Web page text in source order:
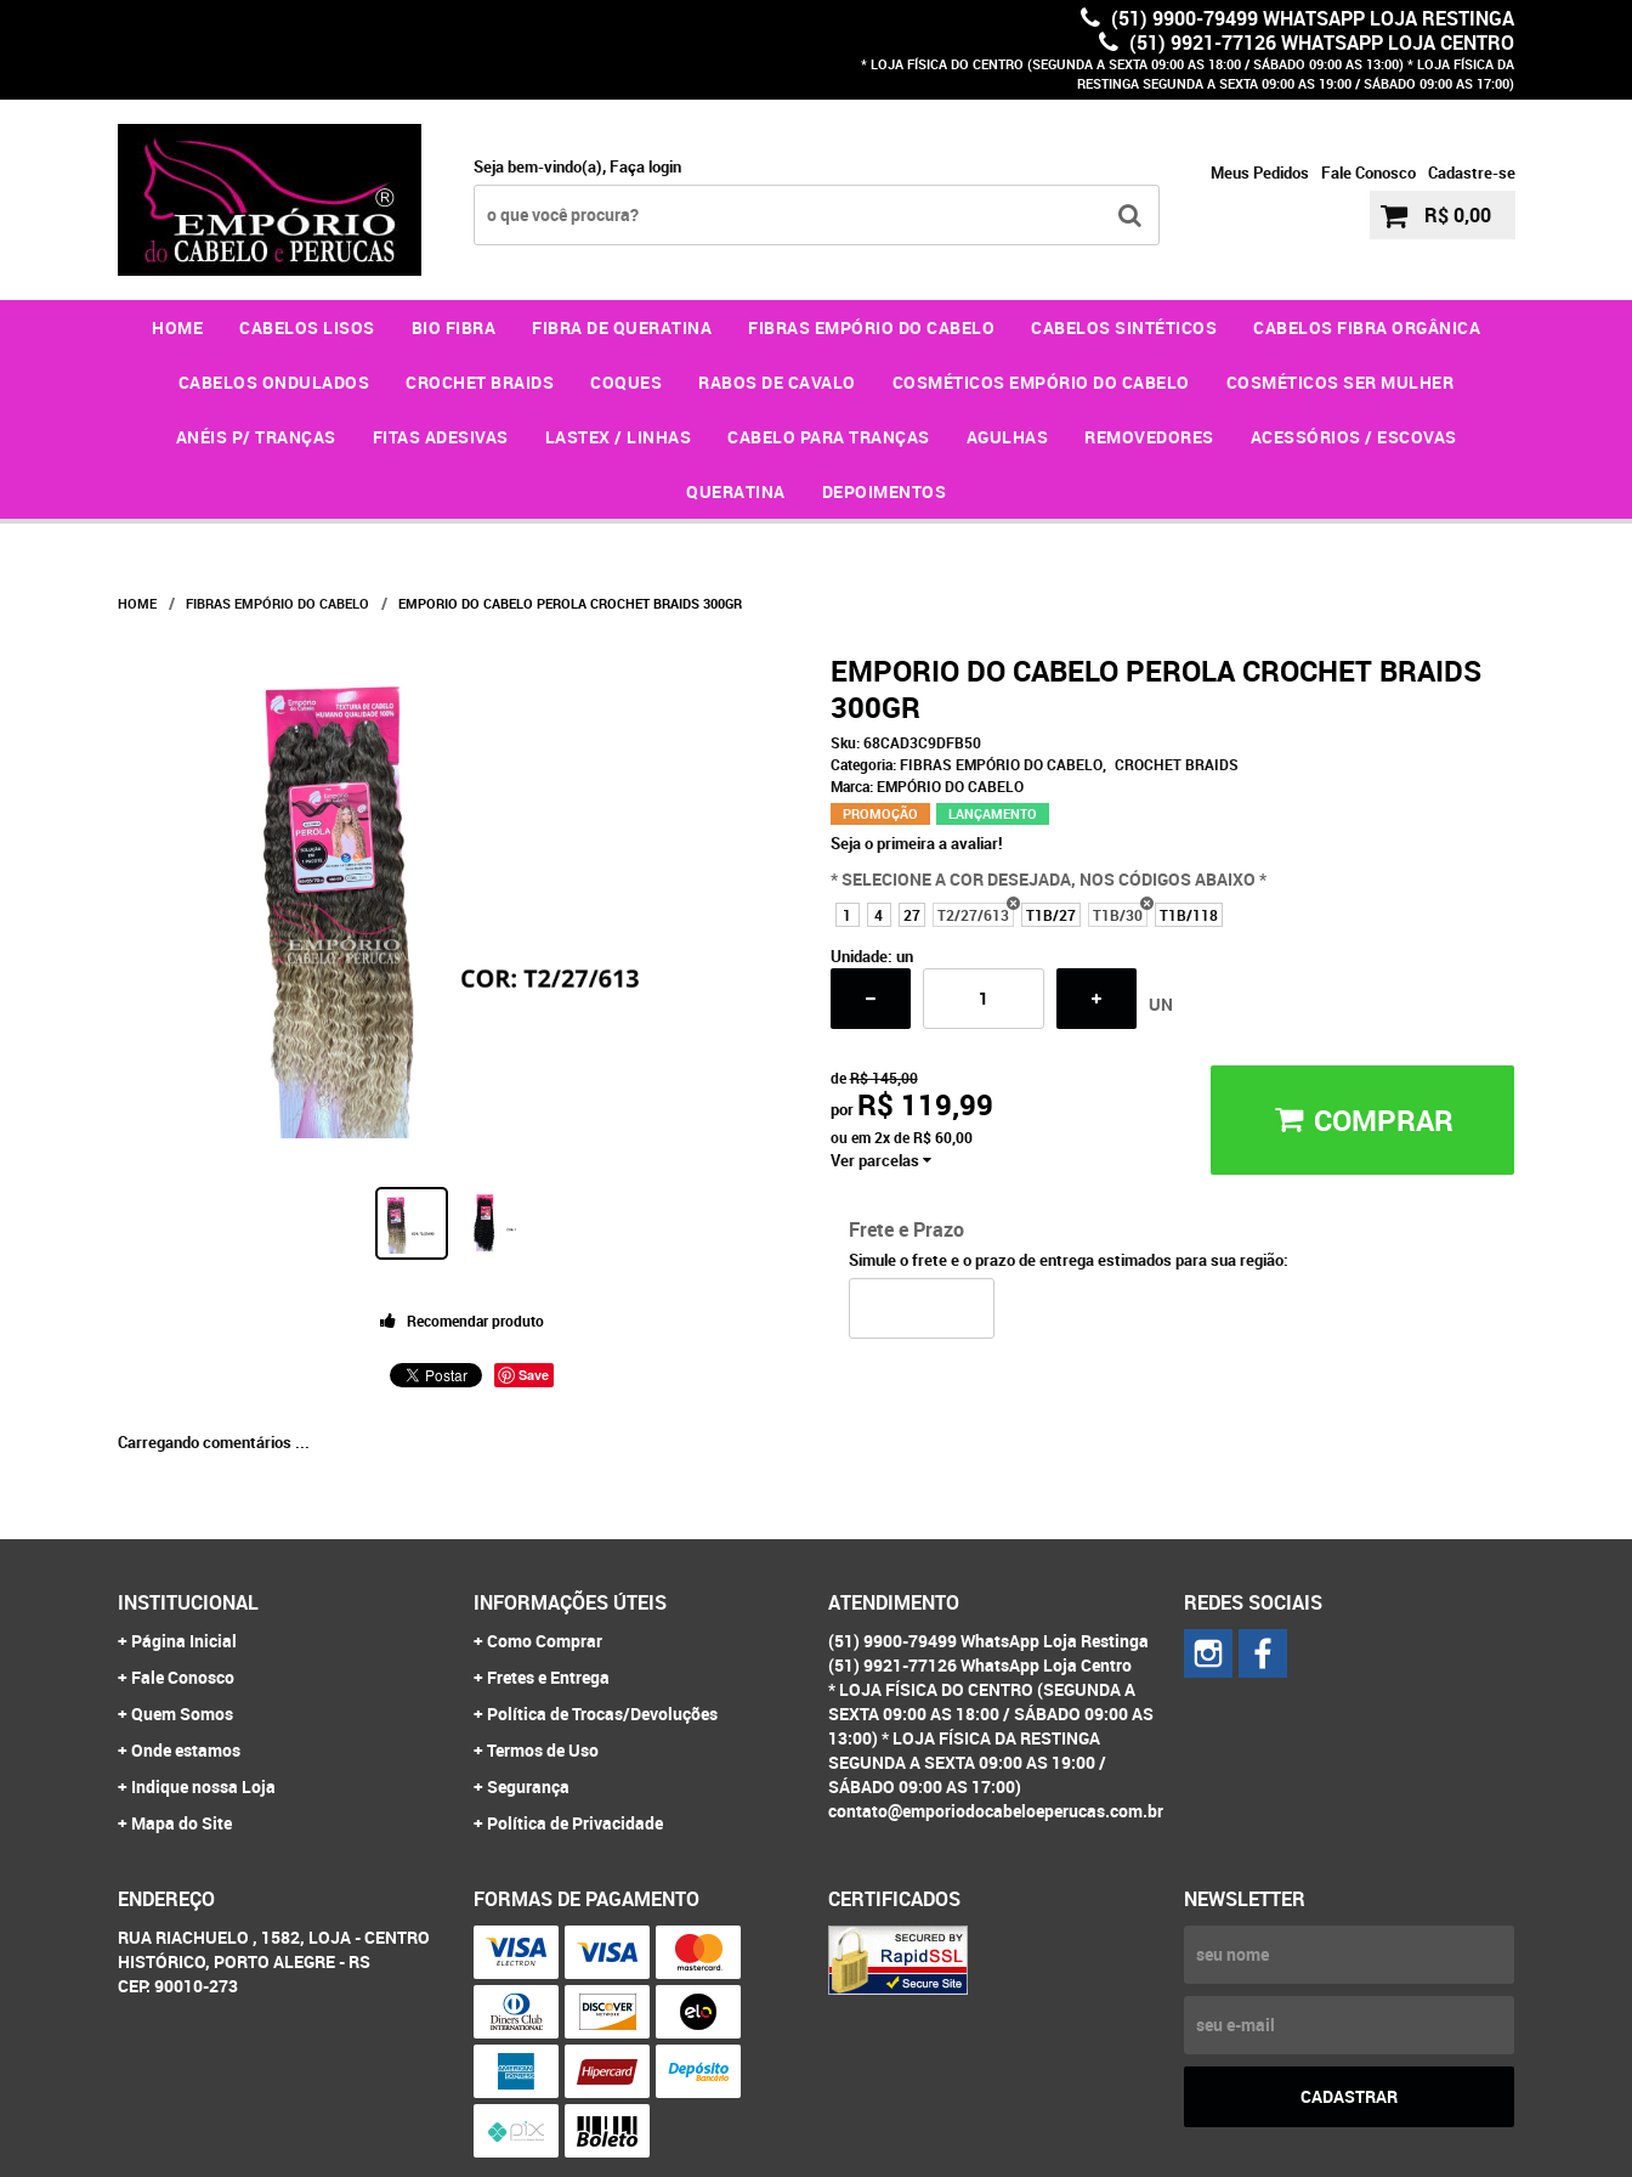
(51) 9900-79499 WHATSAPP LOJA RESTINGA
(51) 9921-77126 WHATSAPP LOJA CENTRO
* LOJA FÍSICA DO CENTRO (SEGUNDA A SEXTA 09:00 AS 18:00 / SÁBADO 09:00 AS 13:00) * LOJA FÍSICA DA
RESTINGA SEGUNDA A SEXTA 09:00 AS 19:00 / SÁBADO 09:00 AS 17:00)
Seja bem-vindo(a),Faça login Meus Pedidos Fale Conosco Cadastre-se
R$ 0,00
HOME CABELOS LISOS BIO FIBRA FIBRA DE QUERATINA FIBRAS EMPÓRIO DO CABELO CABELOS SINTÉTICOS CABELOS FIBRA ORGÂNICA
CABELOS ONDULADOS CROCHET BRAIDS COQUES RABOS DE CAVALO COSMÉTICOS EMPÓRIO DO CABELO COSMÉTICOS SER MULHER
ANÉIS P/ TRANÇAS FITAS ADESIVAS LASTEX / LINHAS CABELO PARA TRANÇAS AGULHAS REMOVEDORES ACESSÓRIOS / ESCOVAS
QUERATINA DEPOIMENTOS
HOME FIBRAS EMPÓRIO DO CABELO EMPORIO DO CABELO PEROLA CROCHET BRAIDS 300GR
Recomendar produto
Save
EMPORIO DO CABELO PEROLA CROCHET BRAIDS
300GR
Sku:68CAD3C9DFB50
Categoria: FIBRAS EMPÓRIO DO CABELO
CROCHET BRAIDS
Marca:EMPÓRIO DO CABELO
PROMOÇÃO LANÇAMENTO
Seja o primeira a avaliar!
* SELECIONE A COR DESEJADA, NOS CÓDIGOS ABAIXO *
1 4 27 T2/27/613 T1B/27 T1B/30 T1B/118
Unidade: un
UN
deR$ 145,00
por R$ 119,99
ou em2xdeR$ 60,00
Ver parcelas
COMPRAR
Frete e Prazo
Simule o frete e o prazo de entrega estimados para sua região:
Carregando comentários ...
INSTITUCIONAL
Página Inicial
Fale Conosco
Quem Somos
Onde estamos
Indique nossa Loja
Mapa do Site
INFORMAÇÕES ÚTEIS
Como Comprar
Fretes e Entrega
Política de Trocas/Devoluções
Termos de Uso
Segurança
Política de Privacidade
ATENDIMENTO
(51) 9900-79499 WhatsApp Loja Restinga
(51) 9921-77126 WhatsApp Loja Centro
* LOJA FÍSICA DO CENTRO (SEGUNDA A
SEXTA 09:00 AS 18:00 / SÁBADO 09:00 AS
13:00) * LOJA FÍSICA DA RESTINGA
SEGUNDA A SEXTA 09:00 AS 19:00 /
SÁBADO 09:00 AS 17:00)
contato@emporiodocabeloeperucas.com.br
REDES SOCIAIS
ENDEREÇO
RUA RIACHUELO , 1582, LOJA-CENTRO
HISTÓRICO, PORTO ALEGRE- RS
CEP: 90010-273
FORMAS DE PAGAMENTO CERTIFICADOS NEWSLETTER
CADASTRAR